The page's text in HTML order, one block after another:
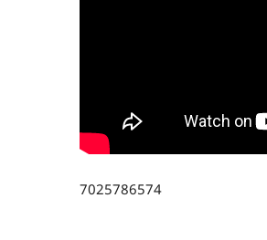
7025786574